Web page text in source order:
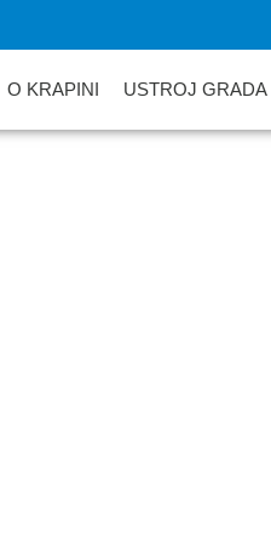
O KRAPINI USTROJ GRADA